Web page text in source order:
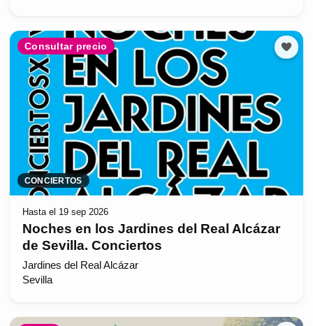
Consultar precio
CONCIERTOS
Hasta el 19 sep 2026
Noches en los Jardines del Real Alcázar
de Sevilla. Conciertos
Jardines del Real Alcázar
Sevilla